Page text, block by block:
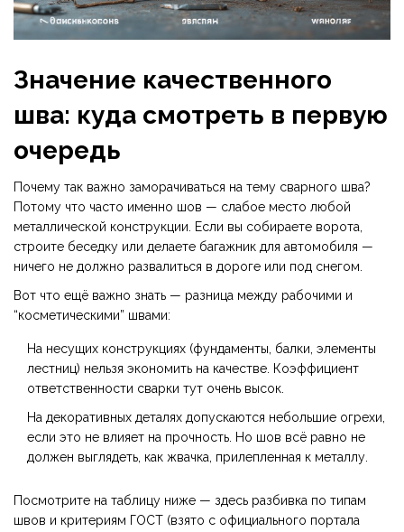
Значение качественного
шва: куда смотреть в первую
очередь
Почему так важно заморачиваться на тему сварного шва?
Потому что часто именно шов — слабое место любой
металлической конструкции. Если вы собираете ворота,
строите беседку или делаете багажник для автомобиля —
ничего не должно развалиться в дороге или под снегом.
Вот что ещё важно знать — разница между рабочими и
“косметическими” швами:
На несущих конструкциях (фундаменты, балки, элементы
лестниц) нельзя экономить на качестве. Коэффициент
ответственности сварки тут очень высок.
На декоративных деталях допускаются небольшие огрехи,
если это не влияет на прочность. Но шов всё равно не
должен выглядеть, как жвачка, прилепленная к металлу.
Посмотрите на таблицу ниже — здесь разбивка по типам
швов и критериям ГОСТ (взято с официального портала